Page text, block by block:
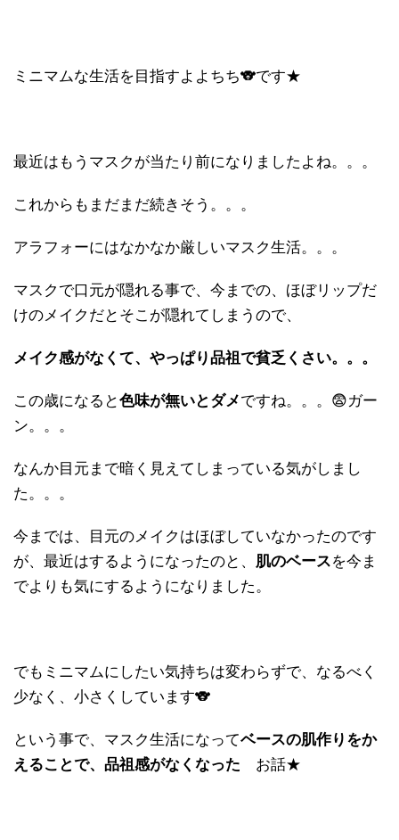
ミニマムな生活を目指すよよちち🐨です★
最近はもうマスクが当たり前になりましたよね。。。
これからもまだまだ続きそう。。。
アラフォーにはなかなか厳しいマスク生活。。。
マスクで口元が隠れる事で、今までの、ほぼリップだ
けのメイクだとそこが隠れてしまうので、
メイク感がなくて、やっぱり品祖で貧乏くさい。。。
この歳になると色味が無いとダメですね。。。😨ガー
ン。。。
なんか目元まで暗く見えてしまっている気がしまし
た。。。
今までは、目元のメイクはほぼしていなかったのです
が、最近はするようになったのと、 肌のベースを今ま
でよりも気にするようになりました。
でもミニマムにしたい気持ちは変わらずで、なるべく
少なく、小さくしています🐨
という事で、マスク生活になってベースの肌作りをか
えることで、品祖感がなくなった お話★